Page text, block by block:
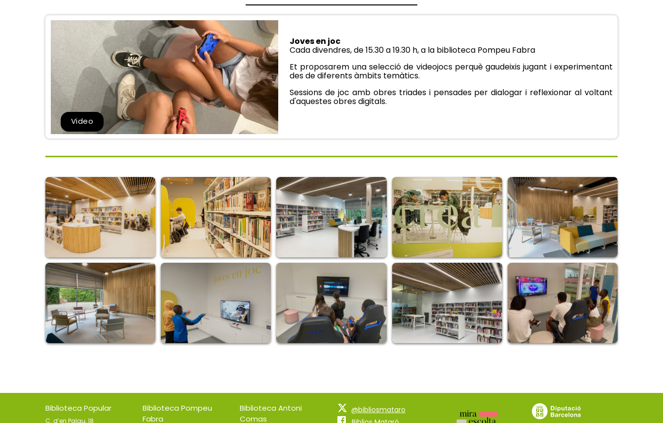
Video
Joves en joc
Cada divendres, de 15.30 a 19.30 h, a la biblioteca Pompeu Fabra
Et proposarem una selecció de videojocs perquè gaudeixis jugant i experimentant
des de diferents àmbits temàtics.
Sessions de joc amb obres triades i pensades per dialogar i reflexionar al voltant
d'aquestes obres digitals.
Biblioteca Popular
C. d’en Palau, 18
Biblioteca Pompeu
Fabra
Biblioteca Antoni
Comas
@bibliosmataro